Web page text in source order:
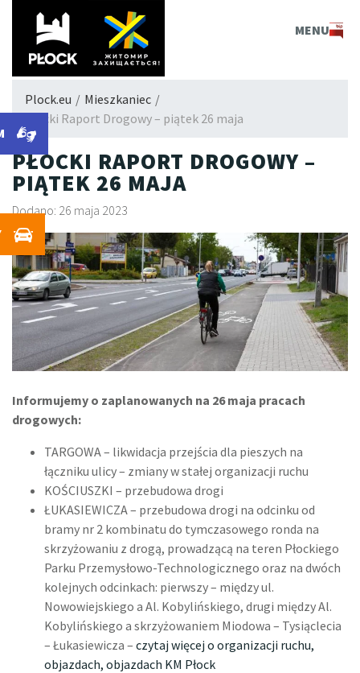
MENU
Plock.eu / Mieszkaniec /
Płocki Raport Drogowy – piątek 26 maja
PŁOCKI RAPORT DROGOWY –
PIĄTEK 26 MAJA
Dodano: 26 maja 2023
Informujemy o zaplanowanych na 26 maja pracach
drogowych:
TARGOWA – likwidacja przejścia dla pieszych na
łączniku ulicy – zmiany w stałej organizacji ruchu
KOŚCIUSZKI – przebudowa drogi
ŁUKASIEWICZA – przebudowa drogi na odcinku od
bramy nr 2 kombinatu do tymczasowego ronda na
skrzyżowaniu z drogą, prowadzącą na teren Płockiego
Parku Przemysłowo-Technologicznego oraz na dwóch
kolejnych odcinkach: pierwszy – między ul.
Nowowiejskiego a Al. Kobylińskiego, drugi między Al.
Kobylińskiego a skrzyżowaniem Miodowa – Tysiąclecia
– Łukasiewicza – czytaj więcej o organizacji ruchu,
objazdach, objazdach KM Płock